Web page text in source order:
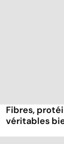
Fibres,
véritables